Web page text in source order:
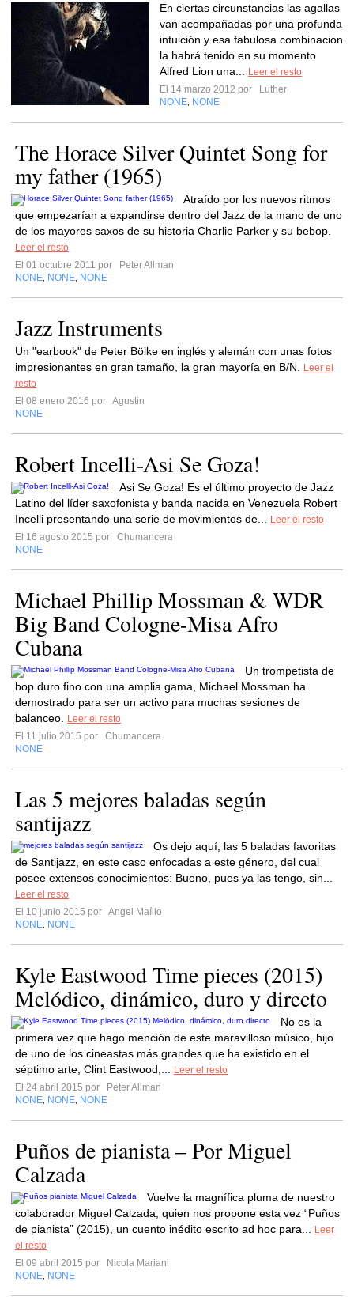
En ciertas circunstancias las agallas
van acompañadas por una profunda
intuición y esa fabulosa combinacion
la habrá tenido en su momento
Alfred Lion una...
Leer el resto
El 14 marzo 2012 por
Luther
NONE NONE
The Horace Silver Quintet Song for
my father (1965)
Atraído por los nuevos ritmos
que empezarían a expandirse dentro del Jazz de la mano de uno
de los mayores saxos de su historia Charlie Parker y su bebop.
Leer el resto
El 01 octubre 2011 por
Peter Allman
NONE NONE NONE
Jazz Instruments
Un "earbook" de Peter Bölke en inglés y alemán con unas fotos
impresionantes en gran tamaño, la gran mayoría en B/N.
Leer el
resto
El 08 enero 2016 por Agustin
NONE
Robert Incelli-Asi Se Goza!
Asi Se Goza! Es el último proyecto de Jazz
Latino del líder saxofonista y banda nacida en Venezuela Robert
Incelli presentando una serie de movimientos de...
Leer el resto
El 16 agosto 2015 por
Chumancera
NONE
Michael Phillip Mossman & WDR
Big Band Cologne-Misa Afro
Cubana
Un trompetista de
bop duro fino con una amplia gama, Michael Mossman ha
demostrado para ser un activo para muchas sesiones de
balanceo.
Leer el resto
El 11 julio 2015 por
Chumancera
NONE
Las 5 mejores baladas según
santijazz
Os dejo aquí, las 5 baladas favoritas
de Santijazz, en este caso enfocadas a este género, del cual
posee extensos conocimientos: Bueno, pues ya las tengo, sin...
Leer el resto
El 10 junio 2015 por Angel Maíllo
NONE NONE
Kyle Eastwood Time pieces (2015)
Melódico, dinámico, duro y directo
No es la
primera vez que hago mención de este maravilloso músico, hijo
de uno de los cineastas más grandes que ha existido en el
séptimo arte, Clint Eastwood,...
Leer el resto
El 24 abril 2015 por
Peter Allman
NONE NONE NONE
Puños de pianista – Por Miguel
Calzada
Vuelve la magnífica pluma de nuestro
colaborador Miguel Calzada, quien nos propone esta vez “Puños
de pianista” (2015), un cuento inédito escrito ad hoc para...
Leer
el resto
El 09 abril 2015 por
Nicola Mariani
NONE NONE